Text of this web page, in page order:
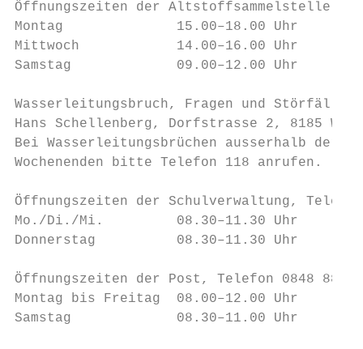
Öffnungszeiten der Altstoffsammelstelle,
Montag              15.00–18.00 Uhr
Mittwoch            14.00–16.00 Uhr
Samstag             09.00–12.00 Uhr
Wasserleitungsbruch, Fragen und Störfälle,
Hans Schellenberg, Dorfstrasse 2, 8185
Bei Wasserleitungsbrüchen ausserhalb der
Wochenenden bitte Telefon 118 anrufen.
Öffnungszeiten der Schulverwaltung,
Mo./Di./Mi.         08.30–11.30 Uhr
Donnerstag          08.30–11.30 Uhr
Öffnungszeiten der Post, Telefon 0848 888
Montag bis Freitag  08.00–12.00 Uhr
Samstag             08.30–11.00 Uhr